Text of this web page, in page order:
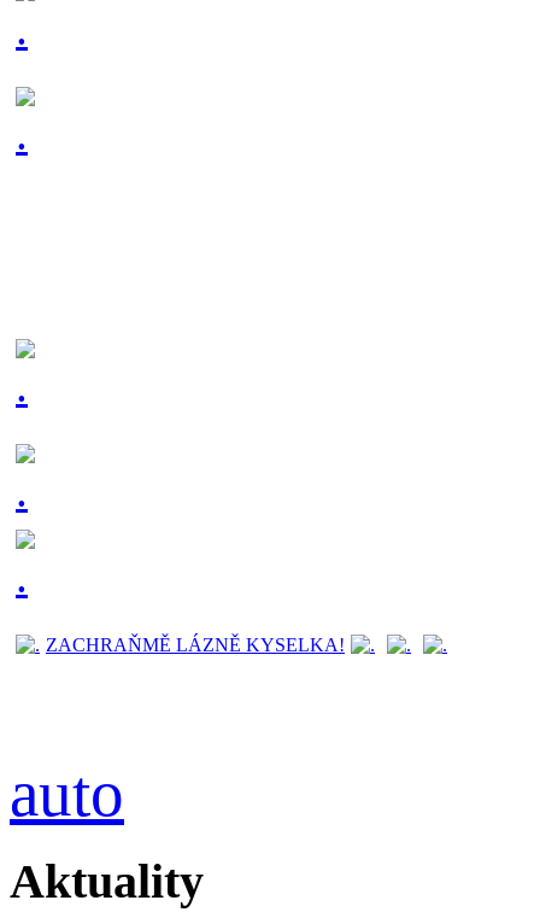
ZACHRAŇMĚ LÁZNĚ KYSELKA!
auto
Aktuality